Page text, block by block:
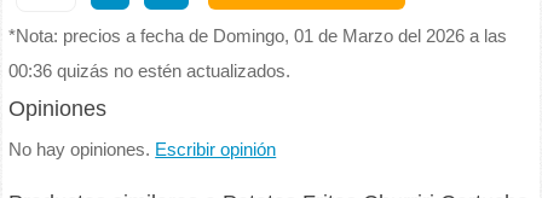
*Nota: precios a fecha de Domingo, 01 de Marzo del 2026 a las
00:36 quizás no estén actualizados.
Opiniones
No hay opiniones. Escribir opinión